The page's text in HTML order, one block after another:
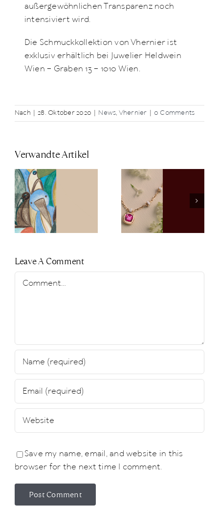
außergewöhnlichen Transparenz noch
intensiviert wird.
Die Schmuckkollektion von Vhernier ist
exklusiv erhältlich bei Juwelier Heldwein
Wien – Graben 13 – 1010 Wien.
Nach 28. Oktober 2020 News, Vhernier 0 Comments
Verwandte Artikel
Pomellato
Spring Gift
Clip-Ons für
neue
Facetten am
Leave A Comment
Comment
Save my name, email, and website in this
browser for the next time I comment.